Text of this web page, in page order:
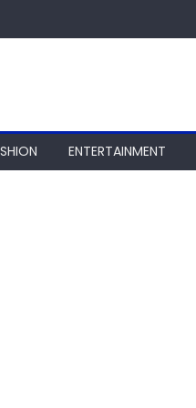
ENTERTAINMENT